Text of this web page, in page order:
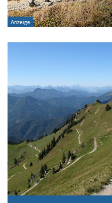
Art der Tour:
Kondition (Tourdauer):
Suchbegriff: